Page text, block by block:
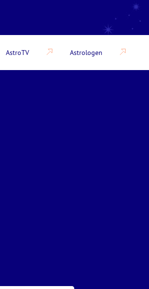
AstroTV Astrologen